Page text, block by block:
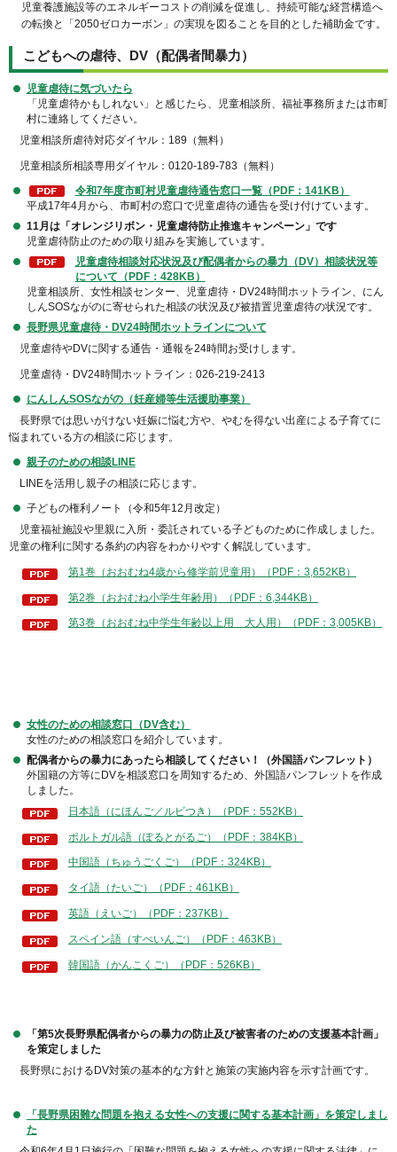
児童養護施設等のエネルギーコストの削減を促進し、持続可能な経営構造へ
の転換と「2050ゼロカーボン」の実現を図ることを目的とした補助金です。
こどもへの虐待、DV（配偶者間暴力）
児童虐待に気づいたら
「児童虐待かもしれない」と感じたら、児童相談所、福祉事務所または市町
村に連絡してください。
児童相談所虐待対応ダイヤル：189（無料）
児童相談所相談専用ダイヤル：0120-189-783（無料）
令和7年度市町村児童虐待通告窓口一覧（PDF：141KB）
平成17年4月から、市町村の窓口で児童虐待の通告を受け付けています。
11月は「オレンジリボン・児童虐待防止推進キャンペーン」です
児童虐待防止のための取り組みを実施しています。
児童虐待相談対応状況及び配偶者からの暴力（DV）相談状況等
について（PDF：428KB）
児童相談所、女性相談センター、児童虐待・DV24時間ホットライン、にん
しんSOSながのに寄せられた相談の状況及び被措置児童虐待の状況です。
長野県児童虐待・DV24時間ホットラインについて
児童虐待やDVに関する通告・通報を24時間お受けします。
児童虐待・DV24時間ホットライン：026-219-2413
にんしんSOSながの（妊産婦等生活援助事業）
長野県では思いがけない妊娠に悩む方や、やむを得ない出産による子育てに
悩まれている方の相談に応じます。
親子のための相談LINE
LINEを活用し親子の相談に応じます。
子どもの権利ノート（令和5年12月改定）
児童福祉施設や里親に入所・委託されている子どものために作成しました。
児童の権利に関する条約の内容をわかりやすく解説しています。
第1巻（おおむね4歳から修学前児童用）（PDF：3,652KB）
第2巻（おおむね小学生年齢用）（PDF：6,344KB）
第3巻（おおむね中学生年齢以上用 大人用）（PDF：3,005KB）
女性のための相談窓口（DV含む）
女性のための相談窓口を紹介しています。
配偶者からの暴力にあったら相談してください！（外国語パンフレット）
外国籍の方等にDVを相談窓口を周知するため、外国語パンフレットを作成
しました。
日本語（にほんご／ルビつき）（PDF：552KB）
ポルトガル語（ぽるとがるご）（PDF：384KB）
中国語（ちゅうごくご）（PDF：324KB）
タイ語（たいご）（PDF：461KB）
英語（えいご）（PDF：237KB）
スペイン語（すぺいんご）（PDF：463KB）
韓国語（かんこくご）（PDF：526KB）
「第5次長野県配偶者からの暴力の防止及び被害者のための支援基本計画」
を策定しました
長野県におけるDV対策の基本的な方針と施策の実施内容を示す計画です。
「長野県困難な問題を抱える女性への支援に関する基本計画」を策定しまし
た